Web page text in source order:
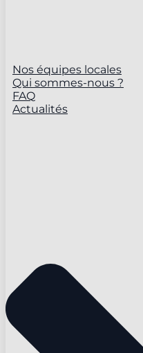
Nos équipes locales
Qui sommes-nous ?
FAQ
Actualités